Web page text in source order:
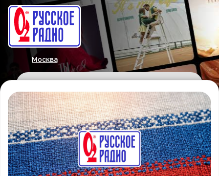
Москва